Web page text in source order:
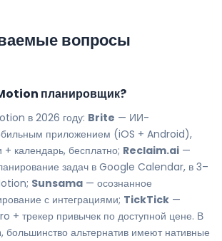
вопросы
планировщик?
в 2026 году: Brite — ИИ-
приложением (iOS + Android),
календарь, бесплатно; Reclaim.ai —
задач в Google Calendar, в 3–
Sunsama — осознанное
с интеграциями; TickTick —
+ трекер привычек по доступной цене. В
большинство альтернатив имеют нативные